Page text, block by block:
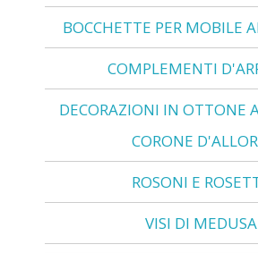
BOCCHETTE PER MOBILE
COMPLEMENTI
DECORAZIONI IN OTTONE
CORONE
ROSONI E
VISI DI MEDUSA